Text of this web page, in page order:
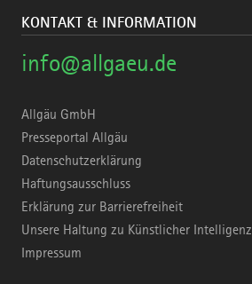
KONTAKT & INFORMATION
info@allgaeu.de
Allgäu GmbH
Presseportal Allgäu
Datenschutzerklärung
Haftungsausschluss
Erklärung zur Barrierefreiheit
Unsere Haltung zu Künstlicher Intelligenz
Impressum